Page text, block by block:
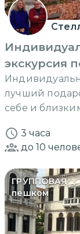
экскурсия
лучший
себе и
3 часа
до 10
ГРУППОВАЯ
пешком